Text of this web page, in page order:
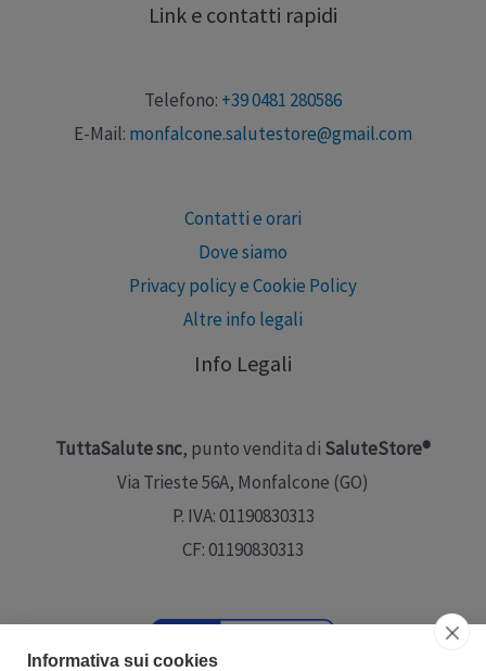
Link e contatti rapidi
Telefono: +39 0481 280586
E-Mail: monfalcone.salutestore@gmail.com
Contatti e orari
Dove siamo
Privacy policy e Cookie Policy
Altre info legali
Info Legali
TuttaSalute snc, punto vendita di SaluteStore®
Via Trieste 56A, Monfalcone (GO)
P. IVA: 01190830313
CF: 01190830313
Informativa sui cookies